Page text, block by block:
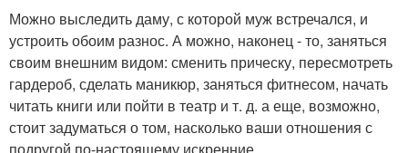
Можно выследить даму, с которой муж встречался, и
устроить обоим разнос. А можно, наконец - то, заняться
своим внешним видом: сменить прическу, пересмотреть
гардероб, сделать маникюр, заняться фитнесом, начать
читать книги или пойти в театр и т. д. а еще, возможно,
стоит задуматься о том, насколько ваши отношения с